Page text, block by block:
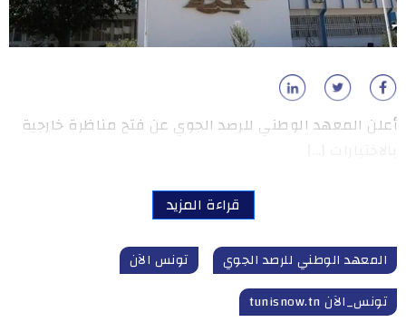
أعلن المعهد الوطني للرصد الجوي عن فتح مناظرة خارجية
قراءة المزيد
المعهد الوطني للرصد الجوي
تونس الآن
تونس_الآن tunisnow.tn